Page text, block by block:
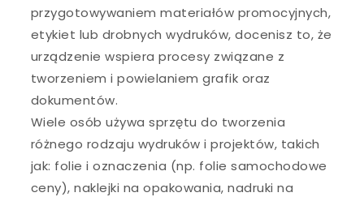
przygotowywaniem materiałów promocyjnych,
etykiet lub drobnych wydruków, docenisz to, że
urządzenie wspiera procesy związane z
tworzeniem i powielaniem grafik oraz
dokumentów.
Wiele osób używa sprzętu do tworzenia
różnego rodzaju wydruków i projektów, takich
jak: folie i oznaczenia (np. folie samochodowe
ceny), naklejki na opakowania, nadruki na